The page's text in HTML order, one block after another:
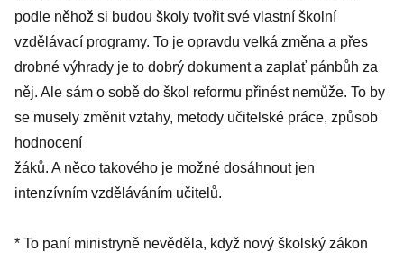
podle něhož si budou školy tvořit své vlastní školní
vzdělávací programy. To je opravdu velká změna a přes
drobné výhrady je to dobrý dokument a zaplať pánbůh za
něj. Ale sám o sobě do škol reformu přinést nemůže. To by
se musely změnit vztahy, metody učitelské práce, způsob
hodnocení
žáků. A něco takového je možné dosáhnout jen
intenzívním vzděláváním učitelů.
* To paní ministryně nevěděla, když nový školský zákon